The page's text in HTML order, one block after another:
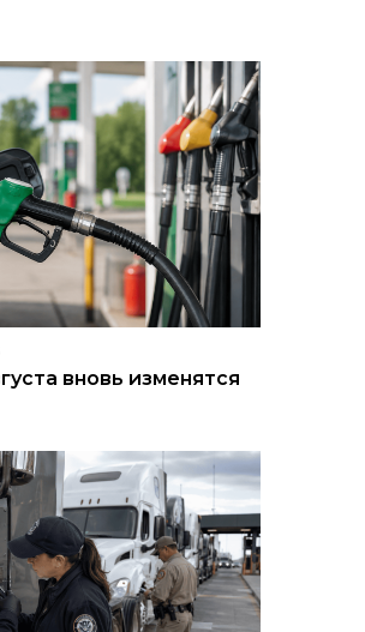
вновь изменятся